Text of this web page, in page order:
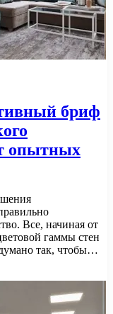
бриф
опытных
Все, начиная от
гаммы стен
так, чтобы…